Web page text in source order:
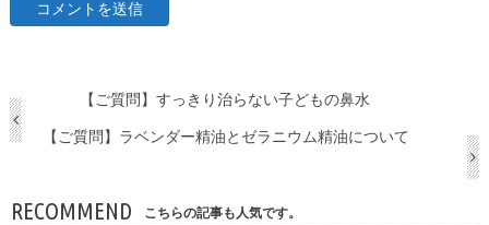
【ご質問】すっきり治らない子どもの鼻水
【ご質問】ラベンダー精油とゼラニウム精油について
RECOMMEND こちらの記事も人気です。